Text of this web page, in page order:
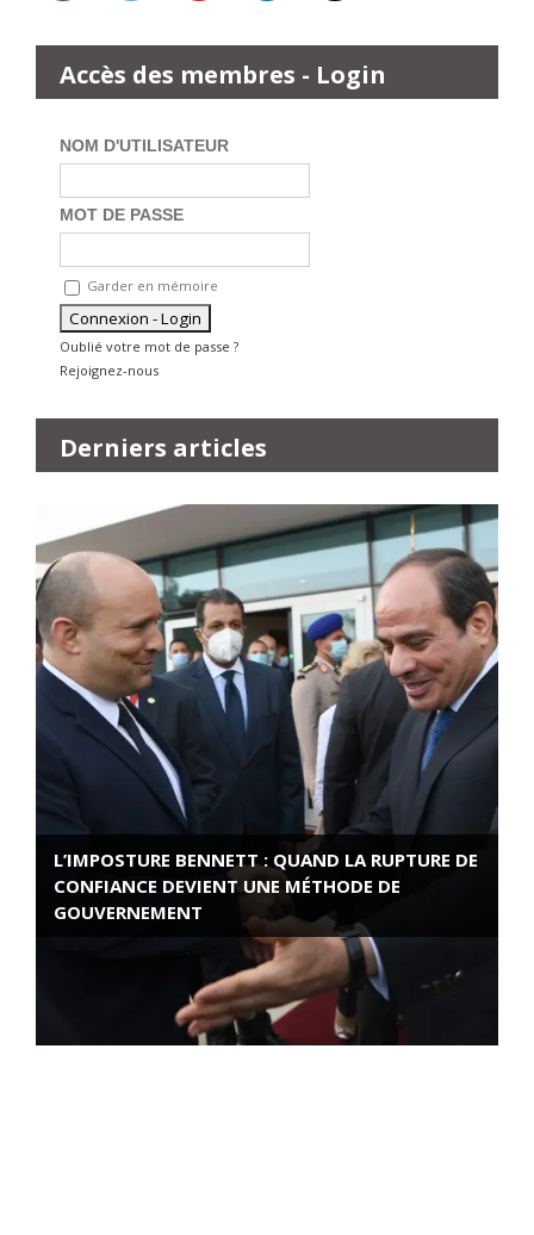
Accès des membres - Login
NOM D'UTILISATEUR
MOT DE PASSE
Garder en mémoire
Oublié votre mot de passe ?
Rejoignez-nous
Derniers articles
L’IMPOSTURE BENNETT : QUAND LA RUPTURE DE
CONFIANCE DEVIENT UNE MÉTHODE DE
GOUVERNEMENT
ROSE VALLAND, HEROÏNE DE LA RESISTANCE